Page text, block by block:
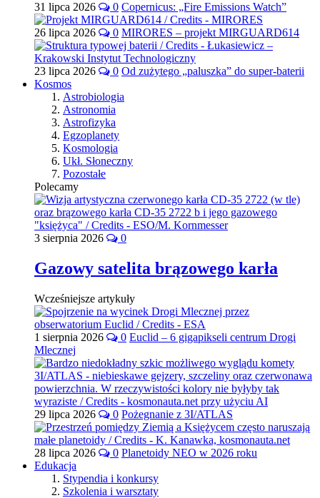
31 lipca 2026 0 Copernicus: „Fire Emissions Watch”
26 lipca 2026 0 MIRORES – projekt MIRGUARD614
23 lipca 2026 0 Od zużytego „paluszka” do super-baterii
Kosmos
Astrobiologia
Astronomia
Astrofizyka
Egzoplanety
Kosmologia
Ukł. Słoneczny
Pozostałe
Polecamy
3 sierpnia 2026 0
Gazowy satelita brązowego karła
Wcześniejsze artykuły
1 sierpnia 2026 0 Euclid – 6 gigapikseli centrum Drogi
Mlecznej
29 lipca 2026 0 Pożegnanie z 3I/ATLAS
28 lipca 2026 0 Planetoidy NEO w 2026 roku
Edukacja
Stypendia i konkursy
Szkolenia i warsztaty